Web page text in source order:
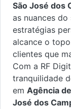
São José dos
as nuances
estratégias
alcance o
clientes que
Com a RF
tranquilidade
em Agência
José dos